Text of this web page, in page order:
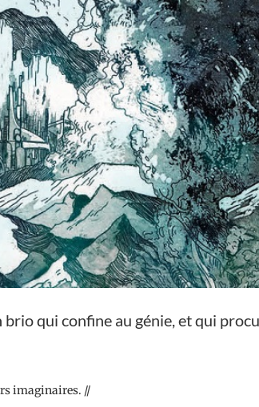
brio qui confine au génie, et qui
imaginaires. //